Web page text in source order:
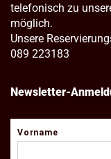
telefonisch zu
möglich.
Unsere
089 223183
Newsletter-